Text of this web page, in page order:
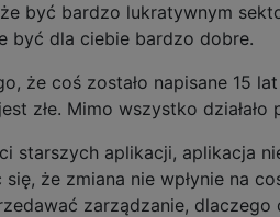
być bardzo lukratywnym
być dla ciebie bardzo dobre.
że coś zostało napisane 15
złe. Mimo wszystko działało
starszych aplikacji, aplikacja
że zmiana nie wpłynie na
zarządzanie, dlaczego